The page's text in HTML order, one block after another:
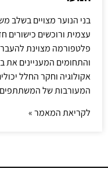
בני הנוער מצויים בשלב
עצמית ורוכשים כישורים
פלטפורמה מצוינת
והתחומים המעניינים את
אקולוגיה וחקר החלל
המעורבות של
לקריאת המאמר »